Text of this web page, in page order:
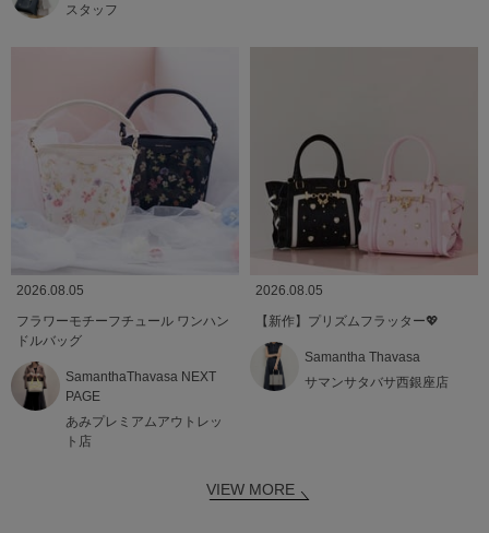
スタッフ
2026.08.05
フラワーモチーフチュール ワンハン
ドルバッグ
SamanthaThavasa NEXT
PAGE
あみプレミアムアウトレッ
ト店
2026.08.05
【新作】プリズムフラッター💖
Samantha Thavasa
サマンサタバサ西銀座店
VIEW MORE